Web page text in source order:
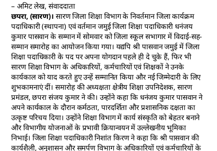
– अमिट लेख, संवाददाता
छपरा, (सारण)। सारण जिला शिक्षा विभाग के निवर्तमान जिला कार्यक्रम
पदाधिकारी (स्थापना) एवं वर्तमान जमुई जिला शिक्षा पदाधिकारी धनंजय
कुमार पासवान के सम्मान में सोमवार को जिला स्कूल सभागार में विदाई-सह-
सम्मान समारोह का आयोजन किया गया। यद्यपि श्री पासवान जमुई में जिला
शिक्षा पदाधिकारी के पद पर अपना योगदान पहले ही दे चुके हैं, फिर भी
सारण शिक्षा विभाग के अधिकारियों, कर्मचारियों एवं शिक्षकों ने उनके
कार्यकाल को याद करते हुए उन्हें सम्मानित किया और नई जिम्मेदारी के लिए
शुभकामनाएं दीं। समारोह की अध्यक्षता क्षेत्रीय शिक्षा उपनिदेशक, सारण
प्रमंडल, छपरा संजय कुमार ने की। उन्होंने कहा कि धनंजय कुमार पासवान ने
अपने कार्यकाल के दौरान कर्मठता, पारदर्शिता और प्रशासनिक दक्षता का
उत्कृष्ट परिचय दिया। उन्होंने शिक्षा विभाग में कार्य संस्कृति को बेहतर बनाने
और विभागीय योजनाओं के प्रभावी क्रियान्वयन में उल्लेखनीय भूमिका
निभाई। जिला शिक्षा पदाधिकारी निशांत किरण ने कहा कि श्री पासवान की
कार्यशैली, अनुशासन और समर्पण विभाग के अधिकारियों एवं कर्मचारियों के